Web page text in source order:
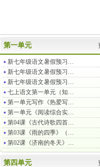
第一单元
新七年级语文暑假预习…
新七年级语文暑假预习…
新七年级语文暑假预习…
七上语文第一单元（知…
第一单元写作《热爱写…
第一单元《阅读综合实…
第04课《古代诗歌四首…
第03课《雨的四季》（…
第02课《济南的冬天》…
第四单元